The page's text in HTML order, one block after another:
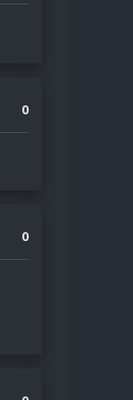
0
0